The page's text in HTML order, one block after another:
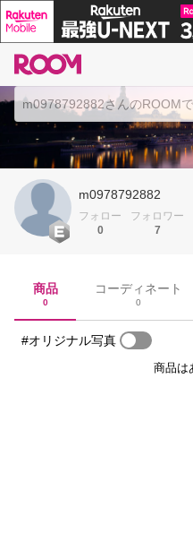
m0978792882
フォロー
0
フォロワー
7
商品
0
コーディネート
0
#オリジナル写真
商品は